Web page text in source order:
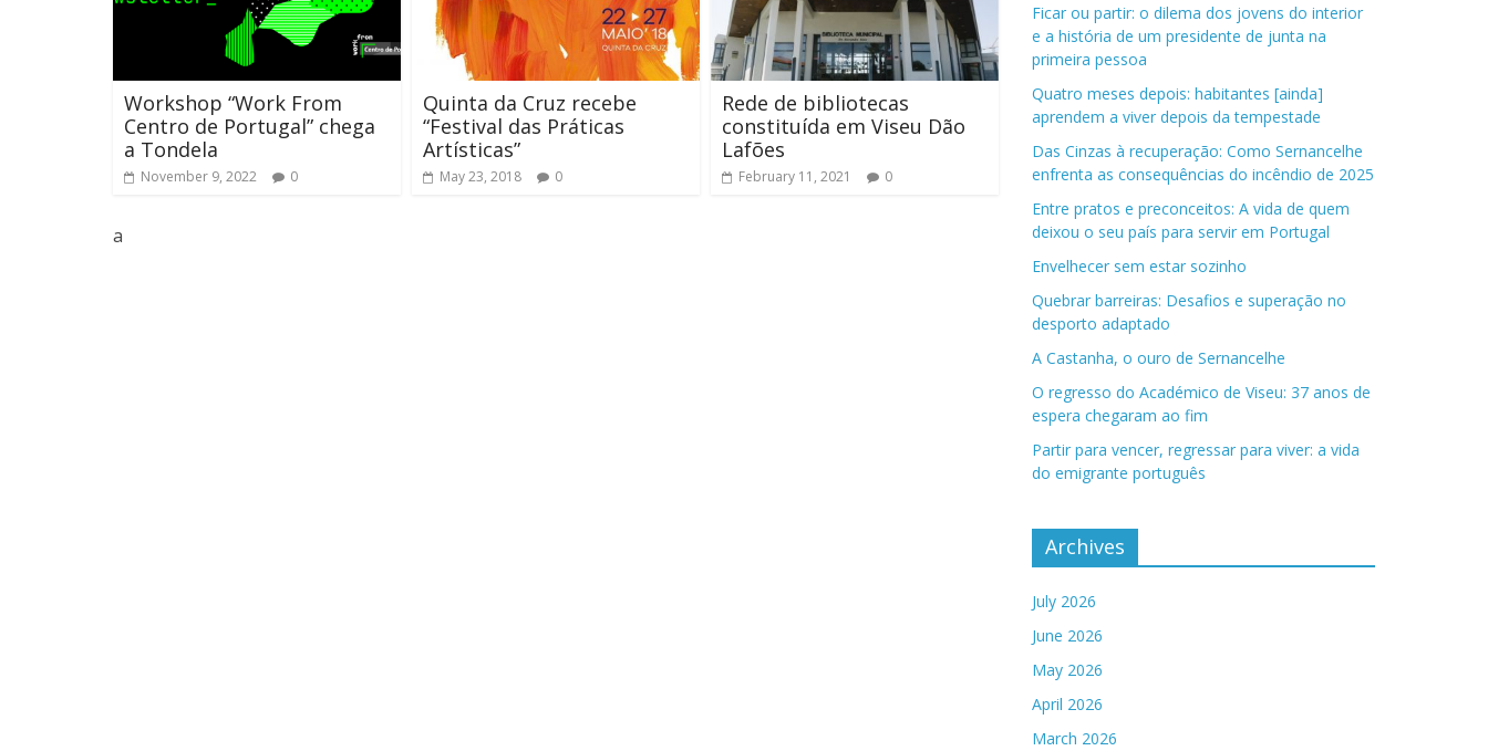
Workshop “Work From
Centro de Portugal” chega
a Tondela
November 9, 2022 0
Quinta da Cruz recebe
“Festival das Práticas
Artísticas”
May 23, 2018 0
Rede de bibliotecas
constituída em Viseu Dão
Lafões
February 11, 2021 0
a
Ficar ou partir: o dilema dos jovens do interior
e a história de um presidente de junta na
primeira pessoa
Quatro meses depois: habitantes [ainda]
aprendem a viver depois da tempestade
Das Cinzas à recuperação: Como Sernancelhe
enfrenta as consequências do incêndio de 2025
Entre pratos e preconceitos: A vida de quem
deixou o seu país para servir em Portugal
Envelhecer sem estar sozinho
Quebrar barreiras: Desafios e superação no
desporto adaptado
A Castanha, o ouro de Sernancelhe
O regresso do Académico de Viseu: 37 anos de
espera chegaram ao fim
Partir para vencer, regressar para viver: a vida
do emigrante português
Archives
July 2026
June 2026
May 2026
April 2026
March 2026